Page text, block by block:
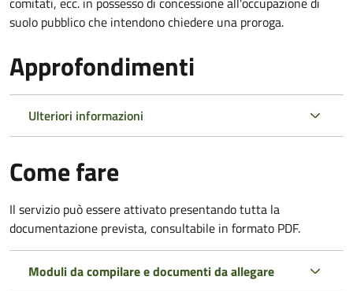
suolo pubblico che intendono chiedere una proroga.
Approfondimenti
Ulteriori informazioni
Come fare
Il servizio può essere attivato presentando tutta la
documentazione prevista, consultabile in formato PDF.
Moduli da compilare e documenti da allegare